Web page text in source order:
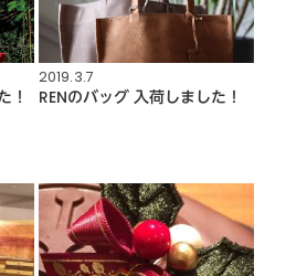
！
2019.3.7
RENのバッグ 入荷しました！